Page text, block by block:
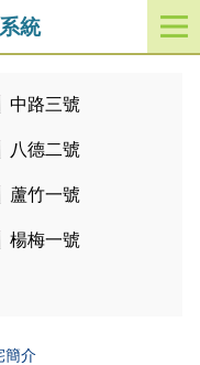
統
開
啟
中路三號
八德二號
蘆竹一號
楊梅一號
簡介